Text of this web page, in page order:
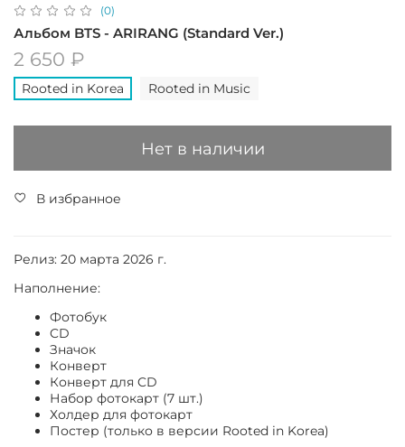
(0)
Альбом BTS - ARIRANG (Standard Ver.)
2 650 ₽
Rooted in Korea Rooted in Music
Нет в наличии
В избранное
Релиз: 20 марта 2026 г.
Наполнение:
Фотобук
CD
Значок
Конверт
Конверт для CD
Набор фотокарт (7 шт.)
Холдер для фотокарт
Постер (только в версии Rooted in Korea)